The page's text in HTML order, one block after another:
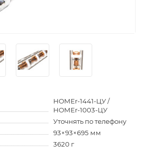
HOMEr-1441-ЦУ /
HOMEr-1003-ЦУ
Уточнять по телефону
93×93×695 мм
3620 г